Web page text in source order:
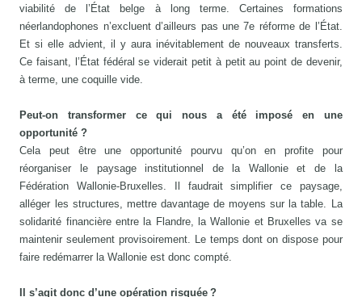
viabilité de l’État belge à long terme. Certaines formations
néerlandophones n’excluent d’ailleurs pas une 7e réforme de l’État.
Et si elle advient, il y aura inévitablement de nouveaux transferts.
Ce faisant, l’État fédéral se viderait petit à petit au point de devenir,
à terme, une coquille vide.
Peut-on transformer ce qui nous a été imposé en une
opportunité ?
Cela peut être une opportunité pourvu qu’on en profite pour
réorganiser le paysage institutionnel de la Wallonie et de la
Fédération Wallonie-Bruxelles. Il faudrait simplifier ce paysage,
alléger les structures, mettre davantage de moyens sur la table. La
solidarité financière entre la Flandre, la Wallonie et Bruxelles va se
maintenir seulement provisoirement. Le temps dont on dispose pour
faire redémarrer la Wallonie est donc compté.
Il s’agit donc d’une opération risquée ?